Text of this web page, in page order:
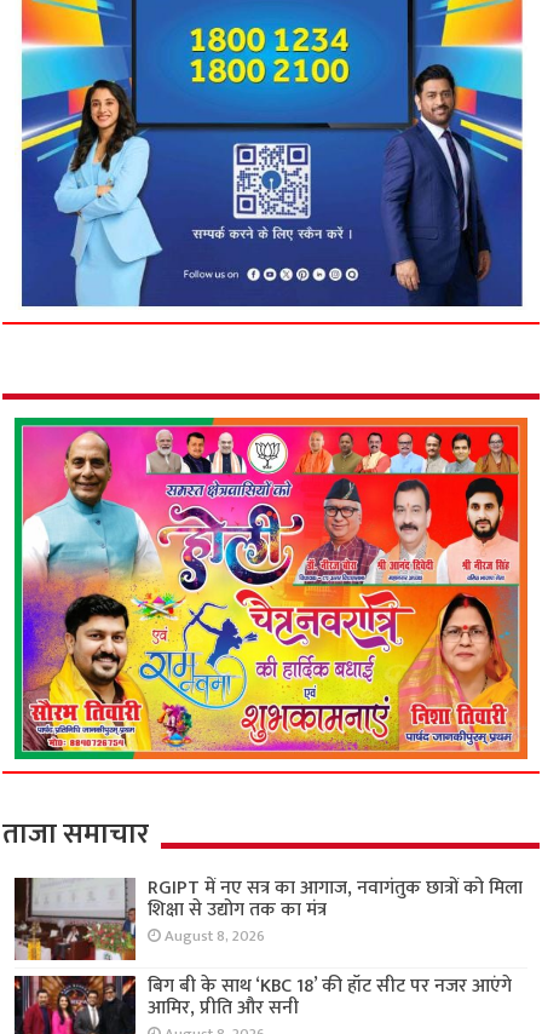
ताजा समाचार
RGIPT में नए सत्र का आगाज, नवागंतुक छात्रों को मिला
शिक्षा से उद्योग तक का मंत्र
August 8, 2026
बिग बी के साथ ‘KBC 18’ की हॉट सीट पर नजर आएंगे
आमिर, प्रीति और सनी